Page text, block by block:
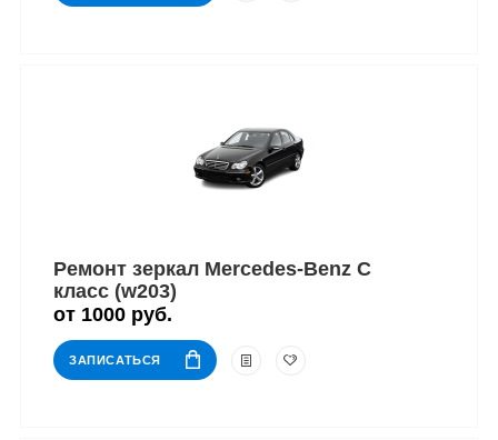
Ремонт зеркал Mercedes-Benz C
класс (w203)
от 1000 руб.
ЗАПИСАТЬСЯ